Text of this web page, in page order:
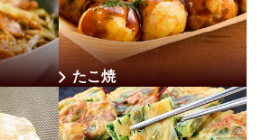
たこ焼